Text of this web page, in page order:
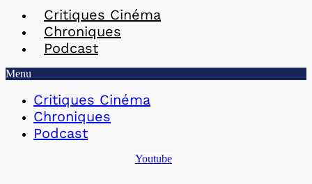
Critiques Cinéma
Chroniques
Podcast
Menu
Critiques Cinéma
Chroniques
Podcast
Youtube